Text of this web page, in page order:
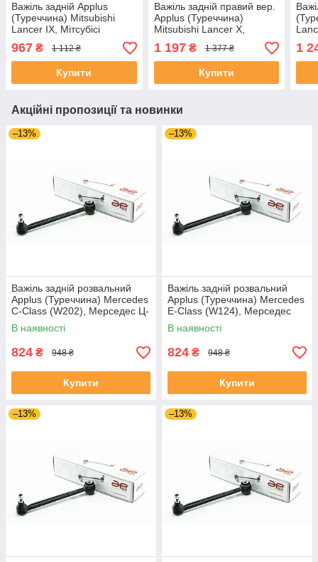
Важіль задній Applus
(Туреччина) Mitsubishi
Lancer IX, Мітсубісі
Лансер 9 03-13 #25027AP
UAYTLLT4
967 ₴ 1 112 ₴
Купити
Важіль задній правий вер.
Applus (Туреччина)
Mitsubishi Lancer X,
Мітсубісі Лансер 10 08-
#13810AP UAMNIEV4
1 197₴ 1 377 ₴
Купити
1
Акційні пропозиції та новинки
–13%
Важіль задній розвальний
Applus (Туреччина) Mercedes
C-Class (W202), Мерседес Ц-
Клас 93-00 #11315AP
UADOLBK4
В наявності
824 ₴ 948 ₴
Купити
–13%
Важіль задній розвальний
Applus (Туреччина) Mercedes
E-Class (W124), Мерседес
(В124) 93-96 #11315AP
UAXVHWF4
В наявності
824 ₴ 948 ₴
Купити
–13% –13%